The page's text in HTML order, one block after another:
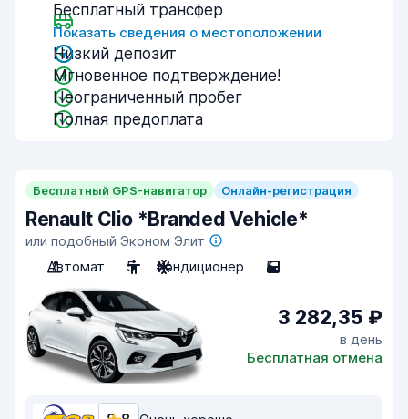
Бесплатный трансфер
Показать сведения о местоположении
Низкий депозит
Мгновенное подтверждение!
Неограниченный пробег
Полная предоплата
Бесплатный GPS-навигатор Онлайн-регистрация
Renault Clio *Branded Vehicle*
или подобный Эконом Элит
Автомат
5 Кондиционер 5
3 282,35 ₽
в день
Бесплатная отмена